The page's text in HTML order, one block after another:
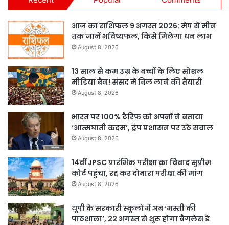
आज का राशिफल 9 अगस्त 2026: मेष से मीन
तक जानें भविष्यफल, किसे मिलेगा धन लाभ
August 8, 2026
13 साल से कम उम्र के बच्चों के लिए सोशल
मीडिया बैन! संसद में बिल लाने की तैयारी
August 8, 2026
भारत पर 100% टैरिफ को अपनों ने बताया
‘आत्मघाती कदम’, ट्रंप प्रशासन पर उठे सवाल
August 8, 2026
14वीं JPSC प्रारंभिक परीक्षा का विवाद सुप्रीम
कोर्ट पहुंचा, रद्द कर दोबारा परीक्षा की मांग
August 8, 2026
यूपी के सरकारी स्कूलों में अब ‘मस्ती की
पाठशाला’, 22 अगस्त से शुरू होगा बैगलेस डे